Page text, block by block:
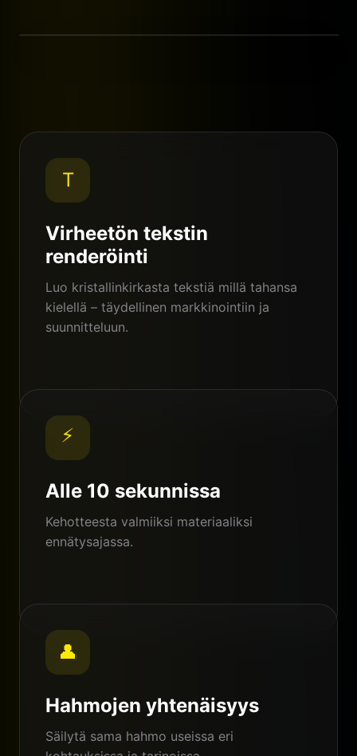
T
Virheetön tekstin
renderöinti
Luo kristallinkirkasta tekstiä millä tahansa
kielellä – täydellinen markkinointiin ja
suunnitteluun.
⚡
Alle 10 sekunnissa
Kehotteesta valmiiksi materiaaliksi
ennätysajassa.
👤
Hahmojen yhtenäisyys
Säilytä sama hahmo useissa eri